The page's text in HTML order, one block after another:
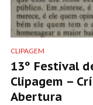
CLIPAGEM
13º Festival
Clipagem –
Abertura